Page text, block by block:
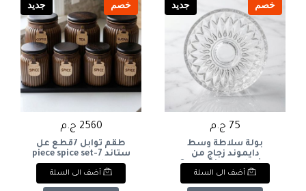
خصم جديد
75 ج.م
بولة سلاطة وسط
دايموند زجاج من
اوشنOcean Diamond
Medium Glass Salad
Bowl
أضف الى السلة
خصم جديد
2560 ج.م
طقم توابل 7قطع عل
ستاند 7-piece spice set
on a stand
أضف الى السلة